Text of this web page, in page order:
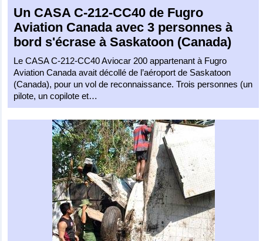
Un CASA C-212-CC40 de Fugro
Aviation Canadaavec 3 personnes à
bord s'écrase à Saskatoon (Canada)
Le CASA C-212-CC40 Aviocar 200 appartenant à Fugro
Aviation Canada avait décollé de l’aéroport de Saskatoon
(Canada), pour un vol de reconnaissance. Trois personnes (un
pilote, un copilote et…